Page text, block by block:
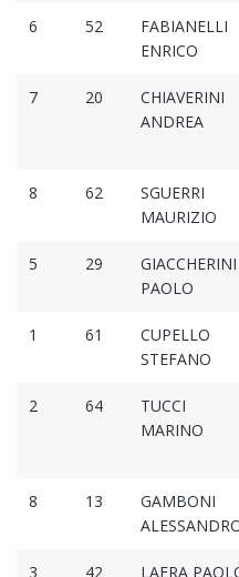
6 52
FABIANELLI
ENRICO
7 20
CHIAVERINI
ANDREA
8 62
SGUERRI
MAURIZIO
5 29
GIACCHERINI
PAOLO
1 61
CUPELLO
STEFANO
2 64
TUCCI
MARINO
8 13
GAMBONI
3 42 LAERA